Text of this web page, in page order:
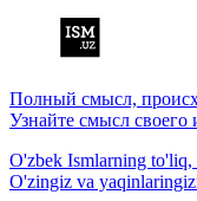
Полный смысл,
Узнайте смысл
O'zbek Ismlarning
O'zingiz va